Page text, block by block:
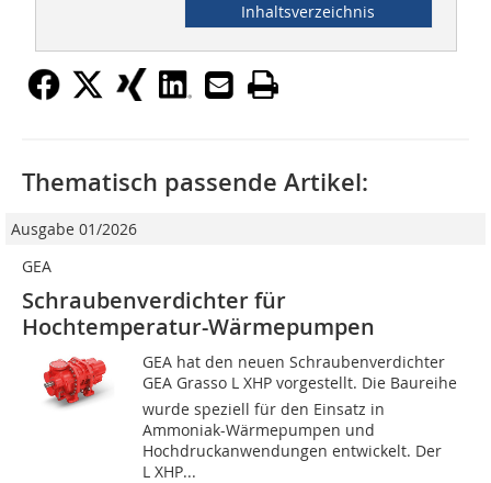
Inhaltsverzeichnis
Thematisch passende Artikel:
Ausgabe 01/2026
GEA
Schraubenverdichter für
Hochtemperatur-Wärmepumpen
GEA hat den neuen Schraubenverdichter
GEA Grasso L XHP vorgestellt. Die Baureihe
wurde speziell für den Einsatz in
Ammoniak-Wärmepumpen und
Hochdruckanwendungen entwickelt. Der
L XHP...